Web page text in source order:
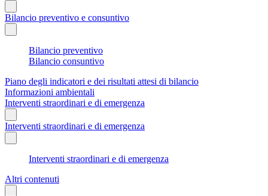
Bilancio preventivo e consuntivo
Bilancio preventivo
Bilancio consuntivo
Piano degli indicatori e dei risultati attesi di bilancio
Informazioni ambientali
Interventi straordinari e di emergenza
Interventi straordinari e di emergenza
Interventi straordinari e di emergenza
Altri contenuti